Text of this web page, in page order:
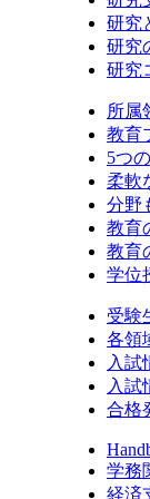
研究
研究
研究
所属
教育
5つ
柔軟
分野
教育
教育
学位
受験
各領
入試
入試
合格
学務
経済